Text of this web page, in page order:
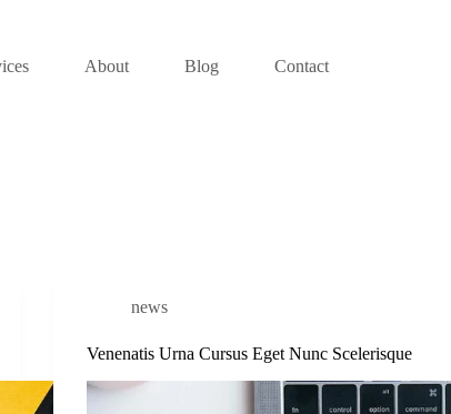
About Blog Contact
news
Venenatis Urna Cursus Eget Nunc Scelerisque